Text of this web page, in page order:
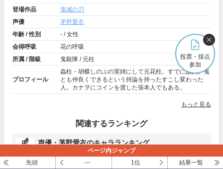
登場作品
鬼滅の刃
声優
茅野愛衣
年齢 / 性別
- / 女性
会得呼吸
花の呼吸
所属 / 階級
鬼殺隊 / 元柱
プロフィール
蟲柱・胡蝶しのぶの実姉にして元花柱。すでに故人。鬼
とも仲良くできるという持論を持ったすこし変わった
人。カナヲにコインを渡した張本人でもある。
もっと見る
関連するランキング
声優・茅野愛衣のキャラランキング
茅野愛衣が演じるキャラで好きなのは？
投票・採点
参加
ページ内ジャンプ
先頭
--- 1位 結果一覧